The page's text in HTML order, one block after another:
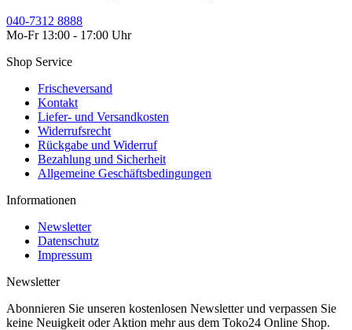
040-7312 8888
Mo-Fr 13:00 - 17:00 Uhr
Shop Service
Frischeversand
Kontakt
Liefer- und Versandkosten
Widerrufsrecht
Rückgabe und Widerruf
Bezahlung und Sicherheit
Allgemeine Geschäftsbedingungen
Informationen
Newsletter
Datenschutz
Impressum
Newsletter
Abonnieren Sie unseren kostenlosen Newsletter und verpassen Sie
keine Neuigkeit oder Aktion mehr aus dem Toko24 Online Shop.